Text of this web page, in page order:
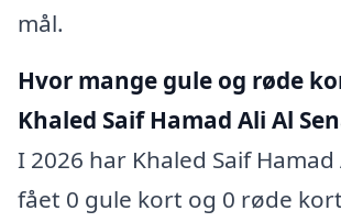
mål.
Hvor mange gule og røde
Khaled Saif Hamad Ali Al
I 2026 har Khaled Saif Hamad
fået 0 gule kort og 0 røde